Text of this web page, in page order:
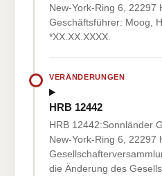
New-York-Ring 6, 22297
Geschäftsführer: Moog,
*XX.XX.XXXX.
VERÄNDERUNGEN
HRB 12442
HRB 12442:Sonnländer
New-York-Ring 6, 22297
die Änderung des